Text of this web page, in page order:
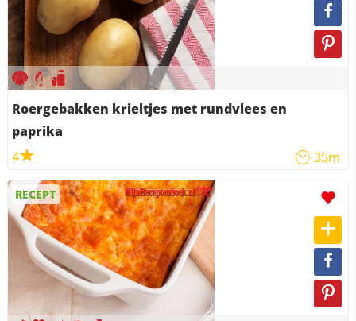
Roergebakken krieltjes met rundvlees en
paprika
4
35m
RECEPT